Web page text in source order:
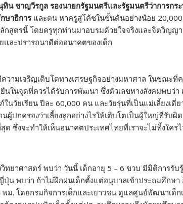
ทิน ชาญวีรกูล รองนายกรัฐมนตรีและรัฐมนตรีว่าการกร
ษาธิการและตน หาครูสู่โค้ชในขั้นต้นอย่างน้อย
กสูตรนี้ โดยครูทุกท่านมาอบรมด้วยใจจริงและจิตวิญญ
และปรารถนาดีต่ออนาคตของเด็ก
วามเจริญเติบโตทางเศรษฐกิจอย่างมหาศาล ในขณะ
ในจุดที่ควรได้รับการพัฒนา ซึ่งตัวเลขทางสังคมพบว่
ในวัยเรียน ปีละ 60,000 คน และวัยรุ่นที่เป็นแม่เลี้ยงเ
นผู้ปกครองว่าเลี้ยงลูกอย่างไรให้เติบโตเป็นผู้ใหญ่ที่รับผิ
ด ซึ่งจะทำให้เห็นอนาคตประเทศไทยที่เราจะไม่ทิ้งใคร
ทยาศาสตร์ พบว่า วันนี้ เด็กอายุ 5 – 6 ขวบ มีมิติการรับ
น พบว่า ถ้าไม่ฝึกฝนเด็กตั้งแต่อนุบาลเข้าประถมศึกษ
ม. โดยกรมกิจการเด็กและเยาวชน ดูแลศูนย์พัฒนาเด็ก